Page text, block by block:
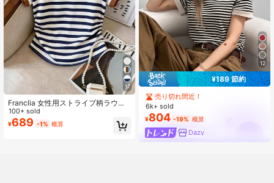
17
Franclia 女性用ストライプ柄ラウン
ドネック半袖Tシャツ、学校始まりの
季節、教師の日に適しています
100+ sold
¥689 -1% 概算
12
¥189 節約
売り切れ間近！
6k+ sold
¥804 -19% 概算
Dazy